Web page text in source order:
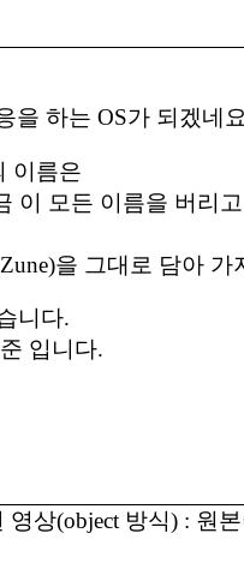
을 하는 OS가 되겠네
이름은
이 모든 이름을 버리고
을 그대로 담아 가
니다.
입니다.
영상(object 방식) : 원